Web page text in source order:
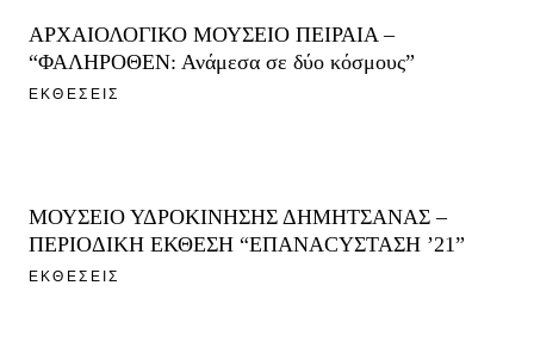
ΑΡΧΑΙΟΛΟΓΙΚΟ ΜΟΥΣΕΙΟ ΠΕΙΡΑΙΑ –
“ΦΑΛΗΡΟΘΕΝ: Ανάμεσα σε δύο κόσμους”
ΕΚΘΕΣΕΙΣ
ΜΟΥΣΕΙΟ ΥΔΡΟΚΙΝΗΣΗΣ ΔΗΜΗΤΣΑΝΑΣ –
ΠΕΡΙΟΔΙΚΗ ΕΚΘΕΣΗ “ΕΠΑΝΑCΥΣΤΑΣΗ ’21”
ΕΚΘΕΣΕΙΣ